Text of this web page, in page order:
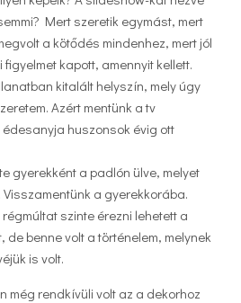
Mert szeretik egymást, mert
a kötődés mindenhez, mert jól
kapott, amennyit kellett.
kitalált helyszín, mely úgy
Azért mentünk a tv
huszonsok évig ott
gyerekként a padlón ülve, melyet
Visszamentünk a gyerekkorába.
szinte érezni lehetett a
benne volt a történelem, melynek
is volt.
még rendkívüli volt az a dekorhoz